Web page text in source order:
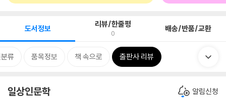
도서정보 리뷰/한줄평
0 배송/반품/교환
류 품목정보 책 속으로 출판사 리뷰
일상인문학 알림신청